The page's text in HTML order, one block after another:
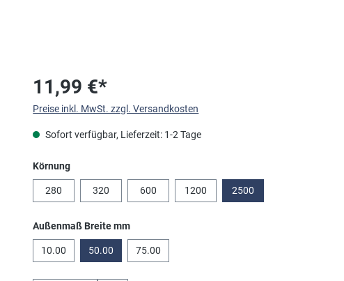
11,99 €*
Preise inkl. MwSt. zzgl. Versandkosten
Sofort verfügbar, Lieferzeit: 1-2 Tage
Körnungauswählen
280 320 600 1200 2500
Außenmaß Breite mmauswählen
10.00 50.00 75.00